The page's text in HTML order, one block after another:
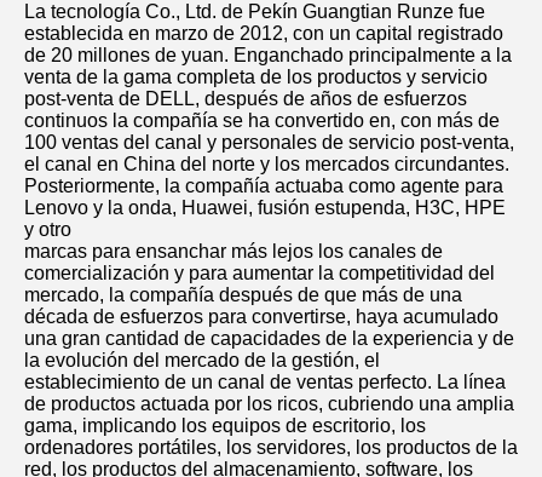
La tecnología Co., Ltd. de Pekín Guangtian Runze fue
establecida en marzo de 2012, con un capital registrado
de 20 millones de yuan. Enganchado principalmente a la
venta de la gama completa de los productos y servicio
post-venta de DELL, después de años de esfuerzos
continuos la compañía se ha convertido en, con más de
100 ventas del canal y personales de servicio post-venta,
el canal en China del norte y los mercados circundantes.
Posteriormente, la compañía actuaba como agente para
Lenovo y la onda, Huawei, fusión estupenda, H3C, HPE
y otro
marcas para ensanchar más lejos los canales de
comercialización y para aumentar la competitividad del
mercado, la compañía después de que más de una
década de esfuerzos para convertirse, haya acumulado
una gran cantidad de capacidades de la experiencia y de
la evolución del mercado de la gestión, el
establecimiento de un canal de ventas perfecto. La línea
de productos actuada por los ricos, cubriendo una amplia
gama, implicando los equipos de escritorio, los
ordenadores portátiles, los servidores, los productos de la
red, los productos del almacenamiento, software, los